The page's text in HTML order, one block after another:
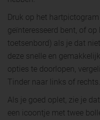
Druk op het
geïnteresseerd bent, of
toetsenbord) als je dat
deze snelle en
opties te doorlopen,
Tinder naar links of rechts.
Als je goed oplet, zie je
een icoontje met twee